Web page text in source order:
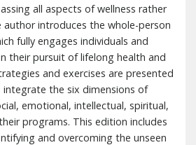
all aspects of wellness rather
introduces the whole-person
fully engages individuals and
their pursuit of lifelong health and
and exercises are presented
the six dimensions of
emotional, intellectual, spiritual,
programs. This edition includes
and overcoming the unseen